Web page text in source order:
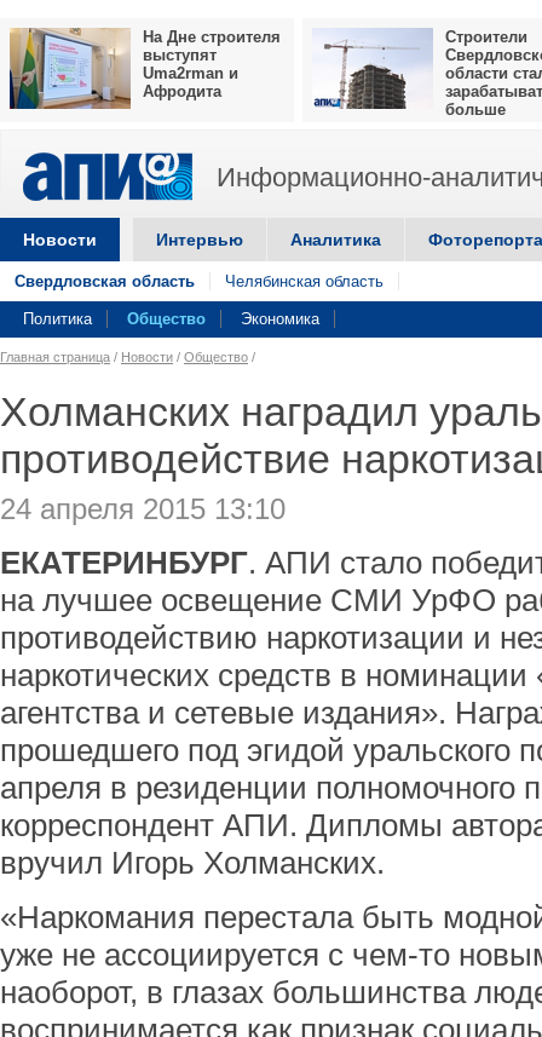
На Дне строителя
выступят
Uma2rman и
Афродита
Строители
области
больше
Информационно-
Новости Интервью Аналитика
Свердловская область Челябинская область
Политика Общество Экономика
Главная страница / Новости / Общество /
Холманских наградил
противодействие
24 апреля 2015 13:10
ЕКАТЕРИНБУРГ. АПИ стало
на лучшее освещение СМИ УрФО
противодействию наркотизации и
наркотических средств в
агентства и сетевые издания».
прошедшего под эгидой уральского
апреля в резиденции полномочного
корреспондент АПИ. Дипломы
вручил Игорь Холманских.
«Наркомания перестала быть
уже не ассоциируется с чем-то
наоборот, в глазах большинства
воспринимается как признак